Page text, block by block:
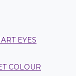
EYES
COLOUR